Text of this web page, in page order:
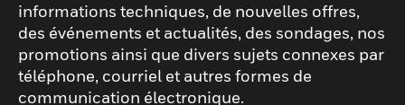
informations techniques, de nouvelles offres,
des événements et actualités, des sondages, nos
promotions ainsi que divers sujets connexes par
téléphone, courriel et autres formes de
communication électronique.